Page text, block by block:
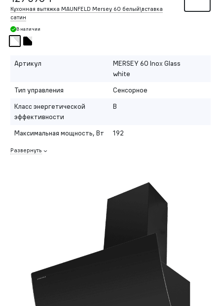
Кухонная вытяжка MAUNFELD Mersey 60 белый\вставка
сатин
В наличии
Артикул
MERSEY 60 Inox Glass
white
Тип управления
Сенсорное
Класс энергетической
эффективности
B
Максимальная мощность, Вт 192
Развернуть